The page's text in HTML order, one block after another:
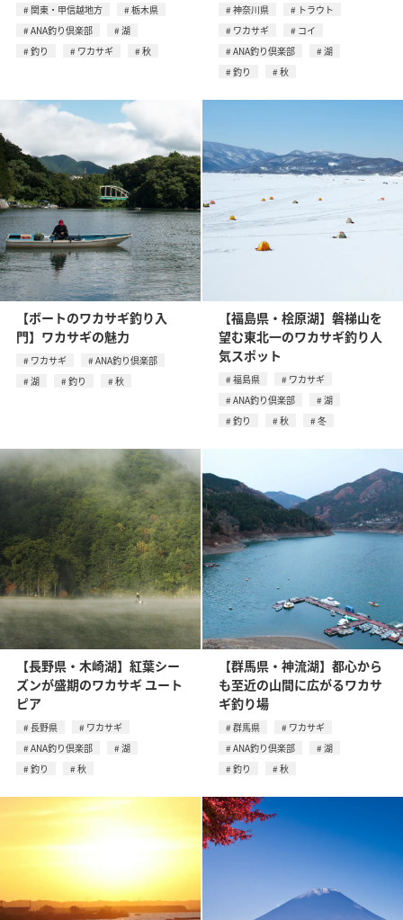
関東・甲信越地方
栃木県
ANA釣り倶楽部
湖
釣り
ワカサギ 秋
神奈川県
トラウト
ワカサギ
コイ
ANA釣り倶楽部
湖
釣り
秋
【ボートのワカサギ釣り入
門】ワカサギの魅力
ワカサギ
ANA釣り倶楽部
湖
釣り 秋
【福島県・桧原湖】磐梯山を
望む東北一のワカサギ釣り人
気スポット
福島県
ワカサギ
ANA釣り倶楽部
湖
釣り
秋 冬
【長野県・木崎湖】紅葉シー
ズンが盛期のワカサギ ユート
ピア
長野県
ワカサギ
ANA釣り倶楽部
湖
釣り
秋
【群馬県・神流湖】都心から
も至近の山間に広がるワカサ
ギ釣り場
群馬県
ワカサギ
ANA釣り倶楽部
湖
釣り
秋